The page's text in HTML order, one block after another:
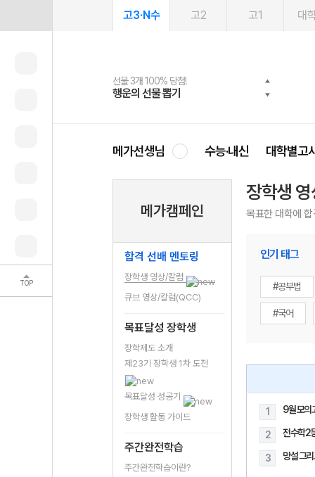
TOP
고3·N수 고2 고1 대
선물 3개 100% 당첨!
행운의 선물 뽑기
선물 100% 증정!
메가스터디 X 올리브
2027 러셀 단과
강사 공개선발
스마트러닝앱
설문 EVENT
메가패스
3일 무료 체험권
메가패스 수강생 무료혜택!
메가클럽 멤버십
사회공헌 캠페인
희망이룸 메가나눔
메가선생님 수능·내신 대학별고
메가캠페인
합격 선배 멘토링
장학생 영상/칼럼
큐브 영상/칼럼(QCC)
목표달성 장학생
장학제도 소개
제23기 장학생 1차 도전
목표달성 성공기
장학생 활동 가이드
주간완전학습
주간완전학습이란?
장학생
목표한 대학에
인기 태그
#공부법
#국어
1 9월 모의
2 전수학2
3 망설 그